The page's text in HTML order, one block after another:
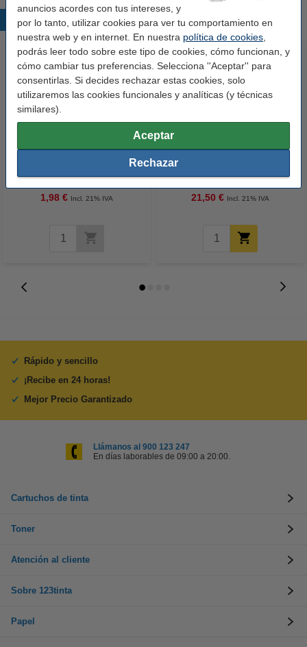
anuncios acordes con tus intereses, y
por lo tanto, utilizar cookies para ver tu comportamiento en
nuestra web y en internet. En nuestra política de cookies
podrás leer todo sobre este tipo de cookies, cómo funcionan, y
cómo cambiar tus preferencias. Selecciona ''Aceptar'' para
consentirlas. Si decides rechazar estas cookies, solo
utilizaremos las cookies funcionales y analíticas (y técnicas
similares).
Aceptar
Rechazar
Productos destacados
Pack ahorro: subrayadores
amarillo/azul/verde/naranja/rosa
1,98 € Incl. 21% IVA
Epson 79XL (T7902) cartucho
de tinta cian XL (marca 123tinta)
21,50 € Incl. 21% IVA
Rápido y sencillo
¡Recibe en 24 horas!
Mejor Precio Garantizado
Llámanos al 900 123 247
En días laborables de 09:00 a 20:00.
Cartuchos de tinta
Toner
Atención al cliente
Sobre 123tinta
Papel